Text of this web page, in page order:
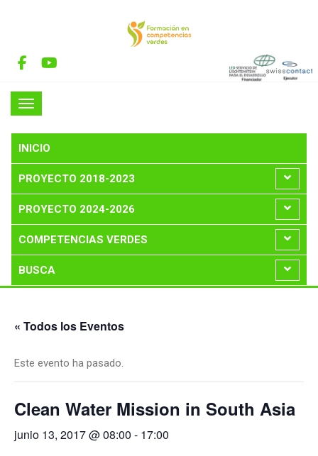
INICIO
PROYECTO 2018-2023
PROYECTO 2024-2026
COMPETENCIAS VERDES
BUSCA
« Todos los Eventos
Este evento ha pasado.
Clean Water Mission in South Asia
junio 13, 2017 @ 08:00 - 17:00